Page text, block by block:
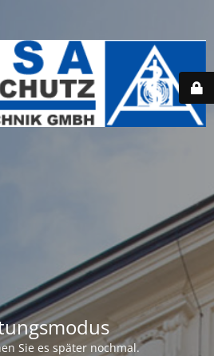
Sie es später nochmal.